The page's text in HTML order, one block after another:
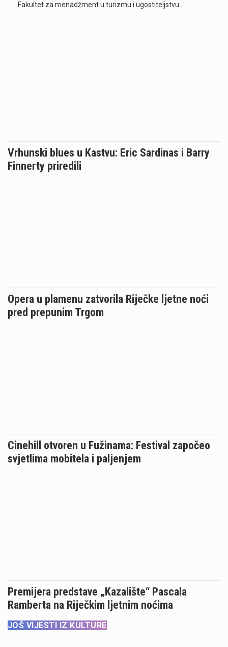
Fakultet za menadžment u turizmu i ugostiteljstvu…
Vrhunski blues u Kastvu: Eric Sardinas i Barry
Finnerty priredili
Opera u plamenu zatvorila Riječke ljetne noći
pred prepunim Trgom
Cinehill otvoren u Fužinama: Festival započeo
svjetlima mobitela i paljenjem
Premijera predstave „Kazalište“ Pascala
Ramberta na Riječkim ljetnim noćima
JOŠ VIJESTI IZ KULTURE